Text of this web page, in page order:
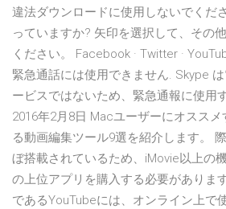
違法ダウンロードに使用しないでくだ
っていますか? 矢印を選択して、その
ください。 Facebook · Twitter ·
緊急通話には使用できません. Skype
ービスではないため、緊急通報に使用
2016年2月8日 Macユーザーにオスス
る動画編集ツール9選を紹介します。
ぼ搭載されているため、iMovie以上の
の上位アプリを購入する必要がありま
であるYouTubeには、オンライン上で